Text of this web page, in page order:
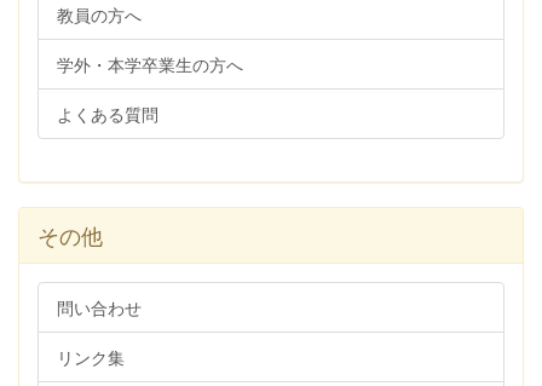
教員の方へ
学外・本学卒業生の方へ
よくある質問
その他
問い合わせ
リンク集